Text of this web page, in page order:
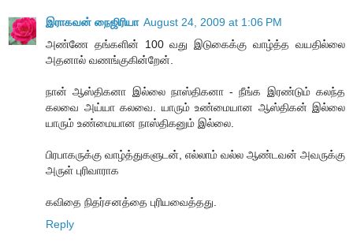
இராகவன் நைஜிரியா August 24, 2009 at 1:06 PM
அண்ணே தங்களின் 100 வது இடுகைக்கு வாழ்த்த வயதில்லை
அதனால் வணங்குகின்றேன்.
நான் ஆஸ்திகனா இல்லை நாஸ்திகனா - நீங்க இரண்டும் கலந்த
கலவை அய்யா கலவை. யாரும் உண்மையான ஆஸ்திகன் இல்லை
யாரும் உண்மையான நாஸ்திகனும் இல்லை.
பிரபாகருக்கு வாழ்த்துகளுடன், எல்லாம் வல்ல ஆண்டவன் அவருக்கு
அருள் புரிவாராக
கவிதை நிதர்சனத்தை புரியவைத்தது.
Reply